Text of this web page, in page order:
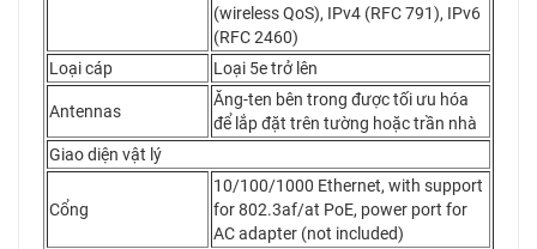
(wireless QoS), IPv4 (RFC 791), IPv6
(RFC 2460)
Loại cáp
Loại 5e trở lên
Antennas
Ăng-ten bên trong được tối ưu hóa
để lắp đặt trên tường hoặc trần nhà
Giao diện vật lý
Cổng
10/100/1000 Ethernet, with support
for 802.3af/at PoE, power port for
AC adapter (not included)